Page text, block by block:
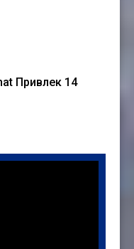
Привлек 14